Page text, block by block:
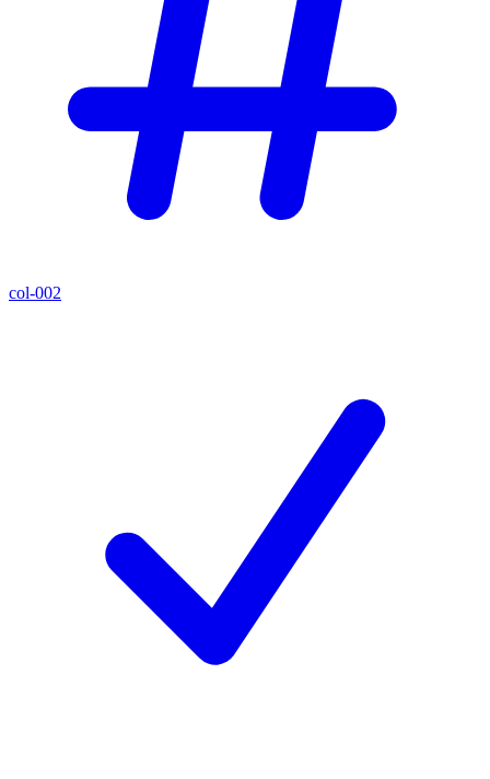
col-002